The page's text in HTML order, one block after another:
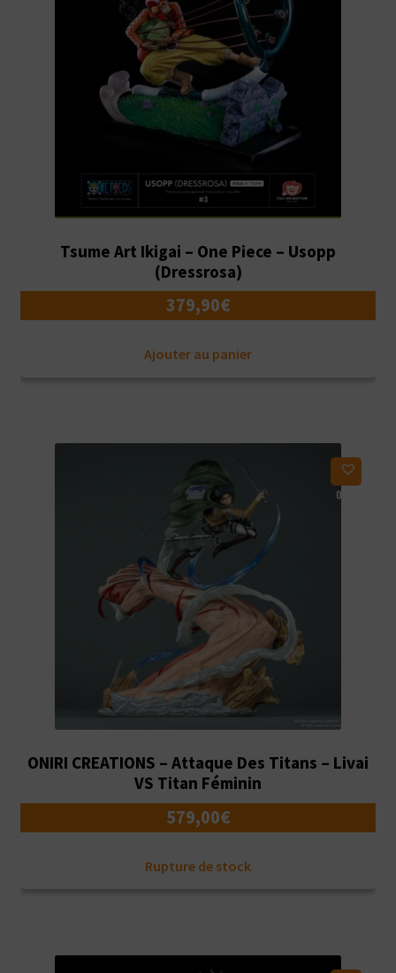
Tsume Art Ikigai – One Piece – Usopp
(Dressrosa)
379,90€
Ajouter au panier
ONIRI CREATIONS – Attaque Des Titans – Livai
VS Titan Féminin
579,00€
Rupture de stock
Ajouter à ma liste d'envies